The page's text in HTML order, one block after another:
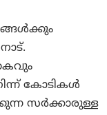
കോടികൾ
സർക്കാരുള്ള